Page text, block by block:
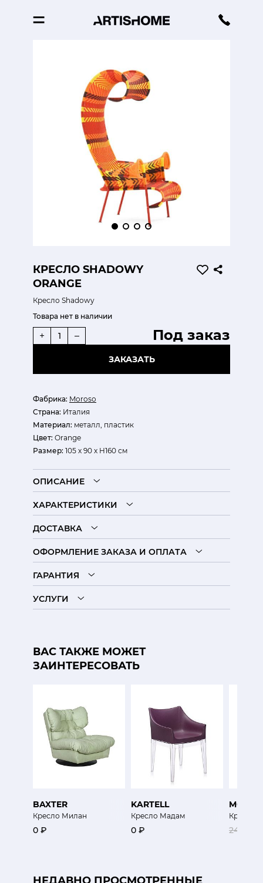
КРЕСЛО SHADOWY
ORANGE
Кресло Shadowy
Фабрика: Moroso
Страна: Италия
Материал: металл, пластик
Цвет: Orange
Размер: 105 х 90 х H160 см
Товара нет в наличии
Под заказ
+ –
ЗАКАЗАТЬ
ОПИСАНИЕ
ХАРАКТЕРИСТИКИ
ДОСТАВКА
ОФОРМЛЕНИЕ ЗАКАЗА И ОПЛАТА
ГАРАНТИЯ
УСЛУГИ
ВАС ТАКЖЕ МОЖЕТ
ЗАИНТЕРЕСОВАТЬ
BAXTER
Кресло Милан
0 ₽
KARTELL
Кресло Мадам
0 ₽
Кресло
245